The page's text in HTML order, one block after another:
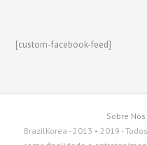
[custom-facebook-feed]
Sobre Nós
BrazilKorea - 2013 • 2019 -